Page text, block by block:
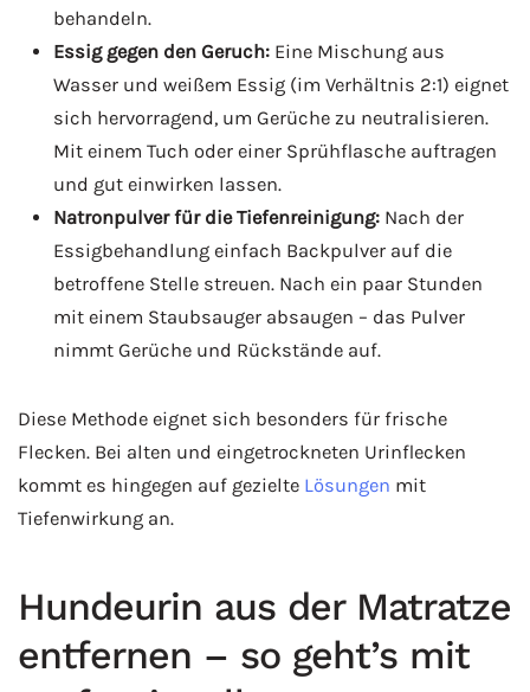
behandeln.
Essig gegen den Geruch: Eine Mischung aus
Wasser und weißem Essig (im Verhältnis 2:1) eignet
sich hervorragend, um Gerüche zu neutralisieren.
Mit einem Tuch oder einer Sprühflasche auftragen
und gut einwirken lassen.
Natronpulver für die Tiefenreinigung: Nach der
Essigbehandlung einfach Backpulver auf die
betroffene Stelle streuen. Nach ein paar Stunden
mit einem Staubsauger absaugen – das Pulver
nimmt Gerüche und Rückstände auf.
Diese Methode eignet sich besonders für frische
Flecken. Bei alten und eingetrockneten Urinflecken
kommt es hingegen auf gezielte Lösungen mit
Tiefenwirkung an.
Hundeurin aus der Matratze
entfernen – so geht’s mit